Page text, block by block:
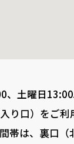
、土曜日
り口）をご利
帯は、裏口（